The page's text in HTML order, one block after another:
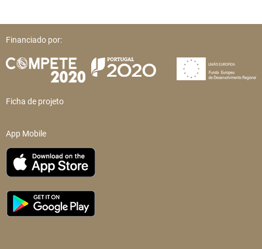
Financiado por:
Ficha de projeto
App Mobile